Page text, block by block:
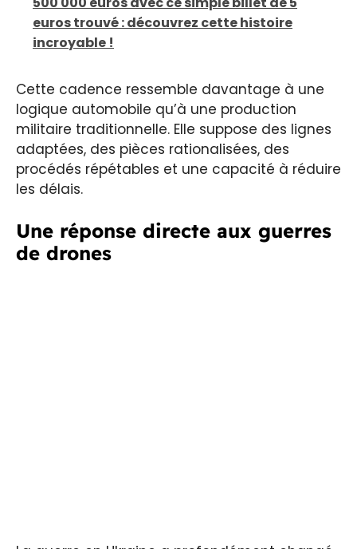
euros trouvé : découvrez cette histoire
incroyable !
Cette cadence ressemble davantage à une
logique automobile qu’à une production
militaire traditionnelle. Elle suppose des lignes
adaptées, des pièces rationalisées, des
procédés répétables et une capacité à réduire
les délais.
Une réponse directe aux guerres
de drones